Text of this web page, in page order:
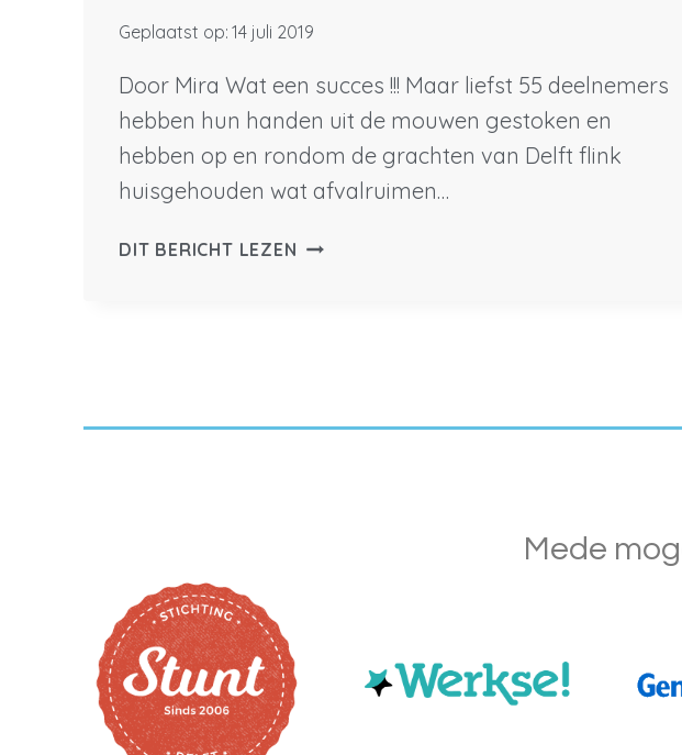
Geplaatst op: 14 juli 2019
Door Mira Wat een succes !!! Maar liefst 55 deelnemers
hebben hun handen uit de mouwen gestoken en
hebben op en rondom de grachten van Delft flink
huisgehouden wat afvalruimen…
DIT BERICHT LEZEN ALLEREERSTE
Mede